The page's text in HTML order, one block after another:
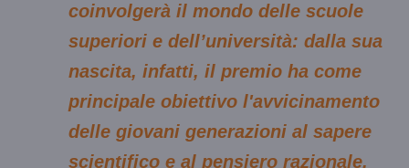
coinvolgerà il mondo delle scuole
superiori e dell’università: dalla sua
nascita, infatti, il premio ha come
principale obiettivo l'avvicinamento
delle giovani generazioni al sapere
scientifico e al pensiero razionale.